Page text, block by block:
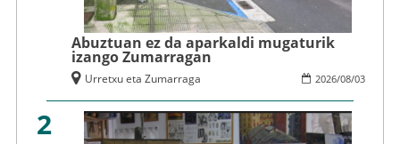
Abuztuan ez da aparkaldi mugaturik
izango Zumarragan
2026/08/03
Urretxu eta Zumarraga
2